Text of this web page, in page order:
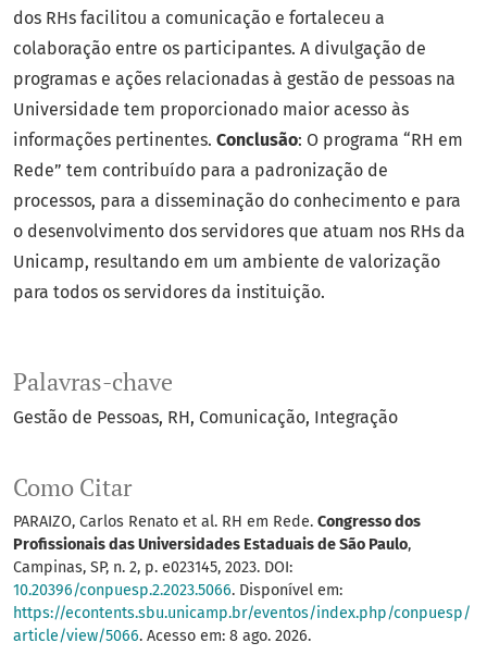
Palavras-chave
Gestão de Pessoas RH Comunicação Integração
Como Citar
PARAIZO, Carlos Renato et al. RH em Rede. Congresso dos
Profissionais das Universidades Estaduais de São Paulo,
Campinas, SP, n. 2, p. e023145, 2023. DOI:
10.20396/conpuesp.2.2023.5066. Disponível em:
https://econtents.sbu.unicamp.br/eventos/index.php/conpuesp/
article/view/5066. Acesso em: 8 ago. 2026.
dos RHs facilitou a comunicação e fortaleceu a
colaboração entre os participantes. A divulgação de
programas e ações relacionadas à gestão de pessoas na
Universidade tem proporcionado maior acesso às
informações pertinentes. Conclusão: O programa “RH em
Rede” tem contribuído para a padronização de
processos, para a disseminação do conhecimento e para
o desenvolvimento dos servidores que atuam nos RHs da
Unicamp, resultando em um ambiente de valorização
para todos os servidores da instituição.